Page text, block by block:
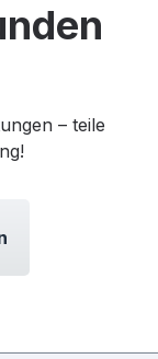
– teile